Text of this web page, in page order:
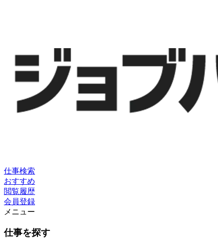
仕事検索
おすすめ
閲覧履歴
会員登録
メニュー
仕事を探す